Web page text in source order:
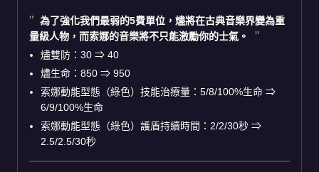
為了強化我們最弱的5費單位，燼將在古典音樂界變為重
量級人物，而索娜的音樂將不只能激勵你的士氣。
燼雙防：30 ⇒ 40
燼生命：850 ⇒ 950
索娜動能型態（綠色）技能治療量：5/8/100%生命 ⇒
6/9/100%生命
索娜動能型態（綠色）護盾持續時間：2/2/30秒 ⇒
2.5/2.5/30秒